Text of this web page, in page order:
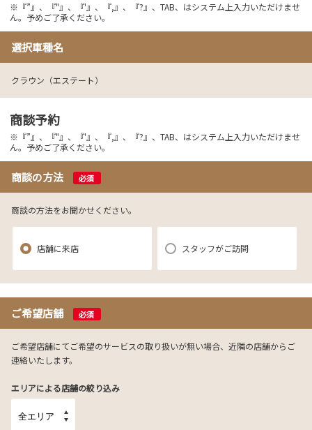
※『”』、『"』、『'』、『,』、『?』、TAB、はシステム上入力いただけませ
ん。予めご了承ください。
選択車種名
クラウン（エステート）
商談予約
※『”』、『"』、『'』、『,』、『?』、TAB、はシステム上入力いただけませ
ん。予めご了承ください。
商談の方法 必須
商談の方法をお聞かせください。
店舗に来店 スタッフがご訪問
ご希望店舗 必須
ご希望店舗にてご希望のサービスの取り扱いが無い場合、近隣の店舗からご
連絡いたします。
エリアによる店舗の絞り込み